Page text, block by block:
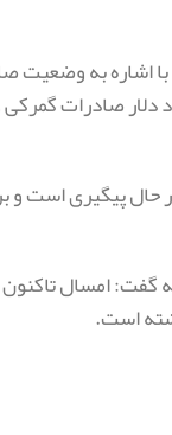
اشاره به وضعیت
به رقم ۴.۳ میلیارد دلار
است.